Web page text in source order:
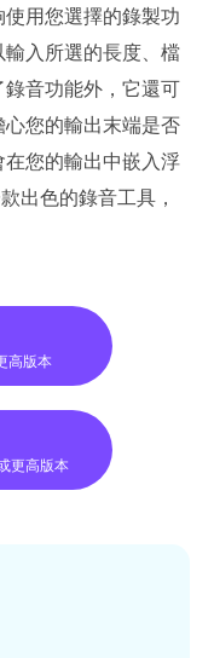
用您選擇的錄製功
入所選的長度、檔
音功能外，它還可
您的輸出末端是否
您的輸出中嵌入浮
出色的錄音工具，
高版本
更高版本